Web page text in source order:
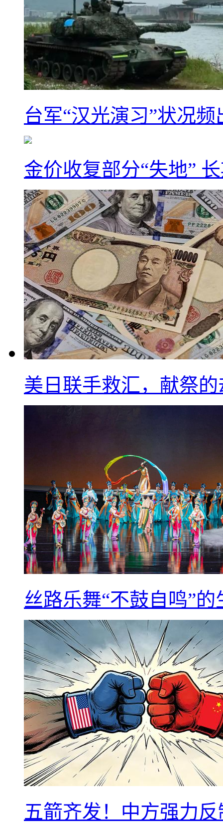
台军“汉光演习”状况
金价收复部分“失地”
美日联手救汇，献祭
丝路乐舞“不鼓自鸣”
五箭齐发！中方强力